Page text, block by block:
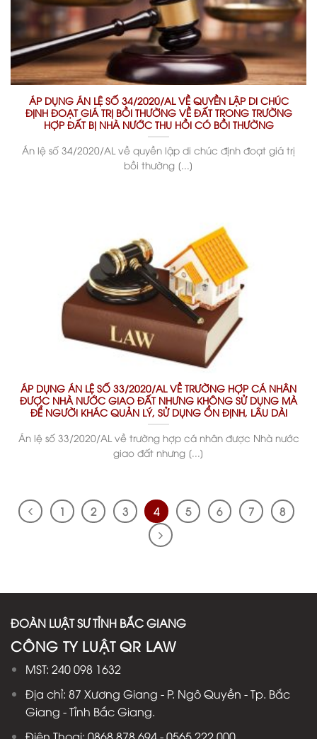
ÁP DỤNG ÁN LỆ SỐ 34/2020/AL VỀ QUYỀN LẬP DI CHÚC
ĐỊNH ĐOẠT GIÁ TRỊ BỒI THƯỜNG VỀ ĐẤT TRONG TRƯỜNG
HỢP ĐẤT BỊ NHÀ NƯỚC THU HỒI CÓ BỒI THƯỜNG
Án lệ số 34/2020/AL về quyền lập di chúc định đoạt giá trị
bồi thường [...]
ÁP DỤNG ÁN LỆ SỐ 33/2020/AL VỀ TRƯỜNG HỢP CÁ NHÂN
ĐƯỢC NHÀ NƯỚC GIAO ĐẤT NHƯNG KHÔNG SỬ DỤNG MÀ
ĐỂ NGƯỜI KHÁC QUẢN LÝ, SỬ DỤNG ỔN ĐỊNH, LÂU DÀI
Án lệ số 33/2020/AL về trường hợp cá nhân được Nhà nước
giao đất nhưng [...]
1 2 3 4 5 6 7 8
ĐOÀN LUẬT SƯ TỈNH BẮC GIANG
CÔNG TY LUẬT QR LAW
MST: 240 098 1632
Địa chỉ: 87 Xương Giang - P. Ngô Quyền - Tp. Bắc
Giang - Tỉnh Bắc Giang.